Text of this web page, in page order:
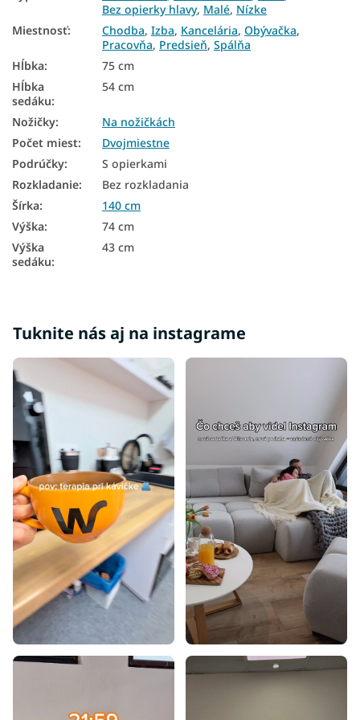
Nízke pohovky
Pohovky na chodbu
Pohovky do izby
Pohovky do kancelárie
Pohovky do obývačky
Pohovky do pracovne
Látkové pohovky
Zelené pohovky
Pohovky bez opierky hlavy
Pohovky s poťahom
Pohovky na nožičkách
Bez opierky hlavy, Malé, Nízke
Miestnosť: Chodba, Izba, Kancelária, Obývačka,
Pracovňa, Predsieň, Spálňa
Hĺbka:
75 cm
Hĺbka
sedáku:
54 cm
Nožičky:
Na nožičkách
Počet miest:
Dvojmiestne
Podrúčky:
S opierkami
Rozkladanie:
Bez rozkladania
Šírka:
140 cm
Výška:
74 cm
Výška
sedáku:
43 cm
Tuknite nás aj na instagrame